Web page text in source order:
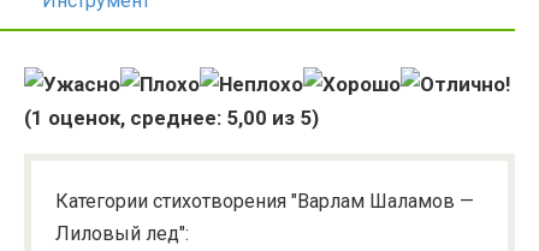
(1 оценок, среднее: 5,00 из 5)
Категории стихотворения "Варлам Шаламов —
Лиловый лед":